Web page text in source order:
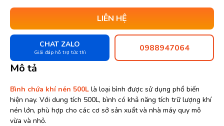
LIÊN HỆ
CHAT ZALO
Giải đáp hỗ trợ tức thì 0988947064
Mô tả
Bình chứa khí nén 500L là loại bình được sử dụng phổ biến
hiện nay. Với dung tích 500L, bình có khả năng tích trữ lượng khí
nén lớn, phù hợp cho các cơ sở sản xuất và nhà máy quy mô
vừa và nhỏ.